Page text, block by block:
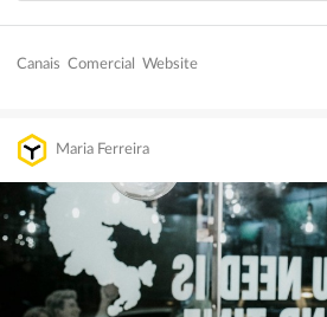
Canais Comercial Website
Maria Ferreira